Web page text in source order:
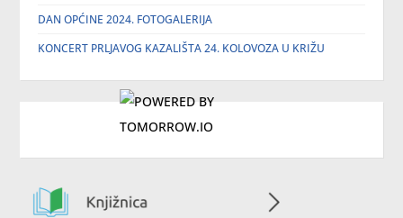
DAN OPĆINE 2024. FOTOGALERIJA
KONCERT PRLJAVOG KAZALIŠTA 24. KOLOVOZA U KRIŽU